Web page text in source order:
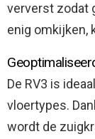
ververst zodat
enig omkijken,
De RV3 is
vloertypes.
wordt de